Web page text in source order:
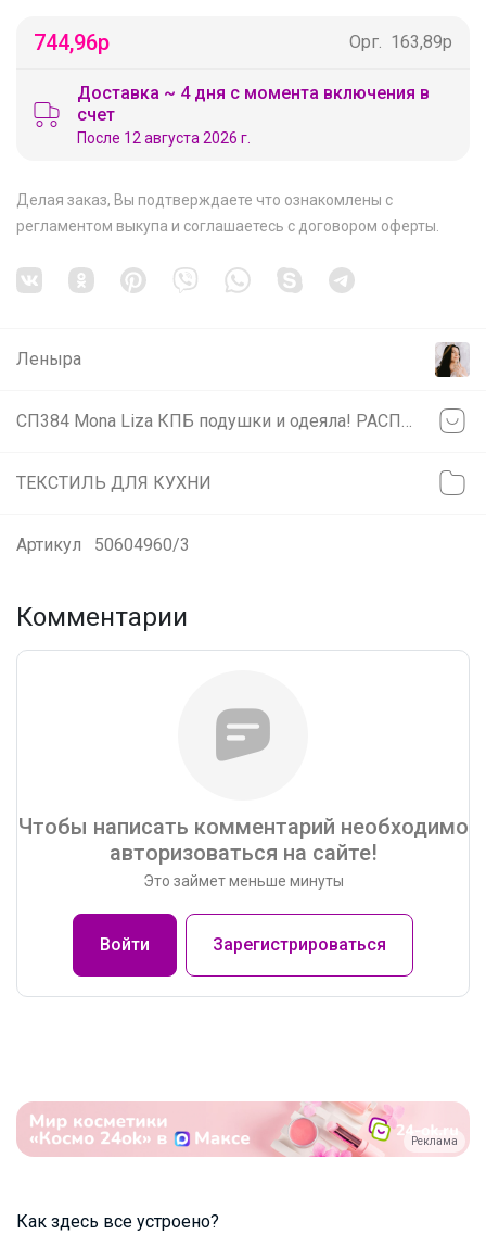
744,96р Орг. 163,89р
Доставка ~ 4 дня с момента включения в
счет
После 12 августа 2026 г.
Делая заказ, Вы подтверждаете что ознакомлены с
регламентом выкупа и соглашаетесь с договором оферты
Леныра
ТЕКСТИЛЬ ДЛЯ КУХНИ
Артикул 50604960/3
Комментарии
Чтобы написать комментарий необходимо
авторизоваться на сайте!
Это займет меньше минуты
Войти Зарегистрироваться
Реклама
Как здесь все устроено?